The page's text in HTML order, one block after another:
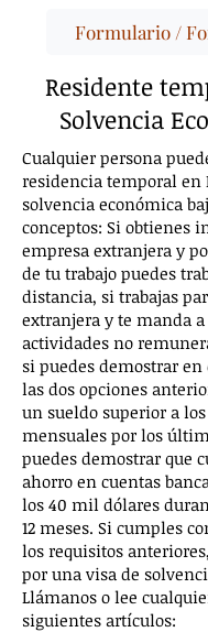
Formulario /
Residente
Solvencia
Cualquier persona
residencia temporal en
solvencia económica
conceptos: Si obtienes
empresa extranjera y
de tu trabajo puedes
distancia, si trabajas
extranjera y te manda
actividades no
si puedes demostrar en
las dos opciones
un sueldo superior a
mensuales por los
puedes demostrar que
ahorro en cuentas
los 40 mil dólares
12 meses. Si cumples
los requisitos
por una visa de
Llámanos o lee
siguientes artículos: